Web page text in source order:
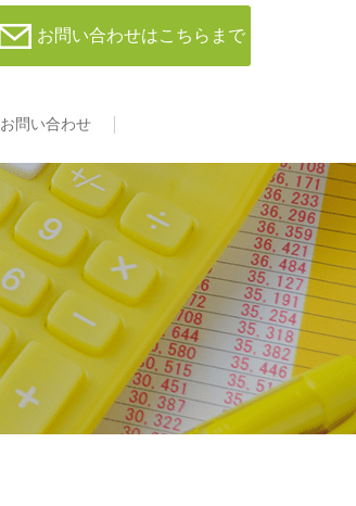
お問い合わせはこちらまで
お問い合わせ